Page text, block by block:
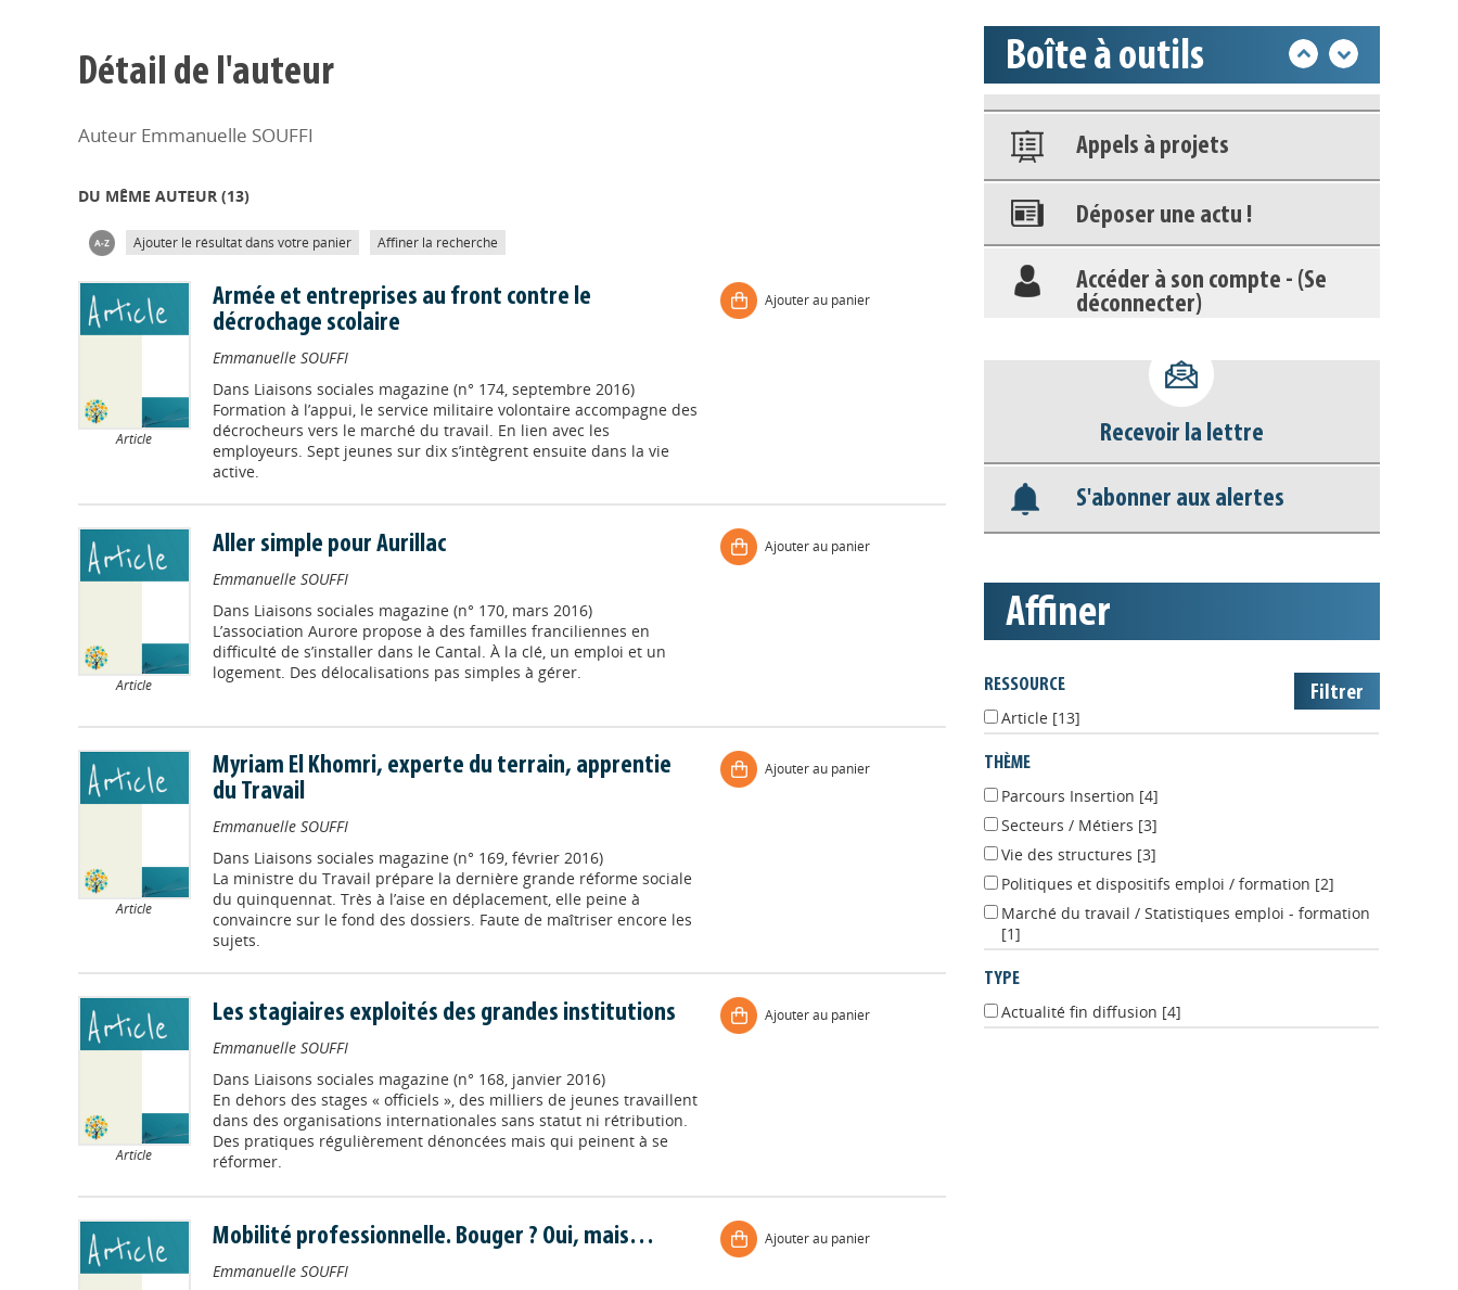
Détail de l'auteur
Auteur Emmanuelle SOUFFI
DU MÊME AUTEUR (13)
Ajouter le résultat dans votre panier Affiner la recherche
Article
Armée et entreprises au front contre le
décrochage scolaire
Emmanuelle SOUFFI
Dans Liaisons sociales magazine (n° 174, septembre 2016)
Formation à l’appui, le service militaire volontaire accompagne des
décrocheurs vers le marché du travail. En lien avec les
employeurs. Sept jeunes sur dix s’intègrent ensuite dans la vie
active.
Ajouter au panier
Article
Aller simple pour Aurillac
Emmanuelle SOUFFI
Dans Liaisons sociales magazine (n° 170, mars 2016)
L’association Aurore propose à des familles franciliennes en
difficulté de s’installer dans le Cantal. À la clé, un emploi et un
logement. Des délocalisations pas simples à gérer.
Ajouter au panier
Article
Myriam El Khomri, experte du terrain, apprentie
du Travail
Emmanuelle SOUFFI
Dans Liaisons sociales magazine (n° 169, février 2016)
La ministre du Travail prépare la dernière grande réforme sociale
du quinquennat. Très à l’aise en déplacement, elle peine à
convaincre sur le fond des dossiers. Faute de maîtriser encore les
sujets.
Ajouter au panier
Article
Les stagiaires exploités des grandes institutions
Emmanuelle SOUFFI
Dans Liaisons sociales magazine (n° 168, janvier 2016)
En dehors des stages « officiels », des milliers de jeunes travaillent
dans des organisations internationales sans statut ni rétribution.
Des pratiques régulièrement dénoncées mais qui peinent à se
réformer.
Ajouter au panier
Mobilité professionnelle. Bouger ? Oui, mais…
Emmanuelle SOUFFI
Ajouter au panier
Boîte à outils
Nos veilles Scoop.it
Appels à projets
Déposer une actu !
Accéder à son compte - (Se
déconnecter)
Nos veilles Scoop.it
Appels à projets
Recevoir la lettre
S'abonner aux alertes
affiner
RESSOURCE
Article [13]
THÈME
Parcours Insertion [4]
Secteurs / Métiers [3]
Vie des structures [3]
Politiques et dispositifs emploi / formation [2]
Marché du travail / Statistiques emploi - formation
[1]
TYPE
Actualité fin diffusion [4]